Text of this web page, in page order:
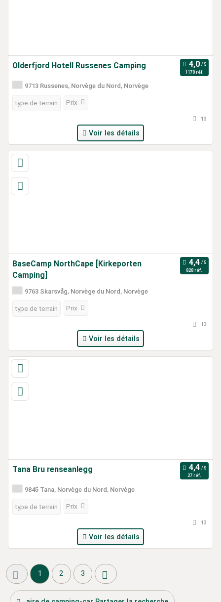
Olderfjord Hotell Russenes Camping
1178 réf.
9713 Russenes, Norvège du Nord, Norvège
type de terrain Prix
13
Voir les détails
BaseCamp NorthCape [Kirkeporten
Camping]
828 réf.
9763 Skarsvåg, Norvège du Nord, Norvège
type de terrain Prix
13
Voir les détails
Tana Bru renseanlegg
27 réf.
9845 Tana, Norvège du Nord, Norvège
type de terrain Prix
13
Voir les détails
1 2 3